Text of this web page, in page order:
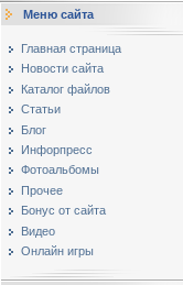
Меню сайта
Главная страница
Новости сайта
Каталог файлов
Статьи
Блог
Инфорпресс
Фотоальбомы
Прочее
Бонус от сайта
Видео
Онлайн игры